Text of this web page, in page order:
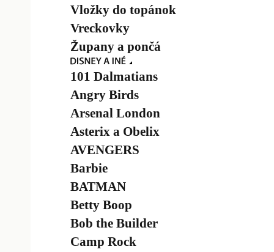
Vložky do topánok
Vreckovky
Župany a pončá
101 Dalmatians
Angry Birds
Arsenal London
Asterix a Obelix
AVENGERS
Barbie
BATMAN
Betty Boop
Bob the Builder
Camp Rock